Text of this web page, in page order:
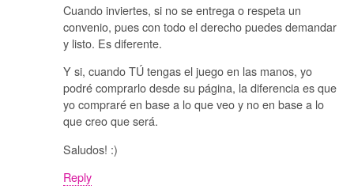
Cuando inviertes, si no se entrega o respeta un
convenio, pues con todo el derecho puedes demandar
y listo. Es diferente.
Y si, cuando TÚ tengas el juego en las manos, yo
podré comprarlo desde su página, la diferencia es que
yo compraré en base a lo que veo y no en base a lo
que creo que será.
Saludos! :)
Reply